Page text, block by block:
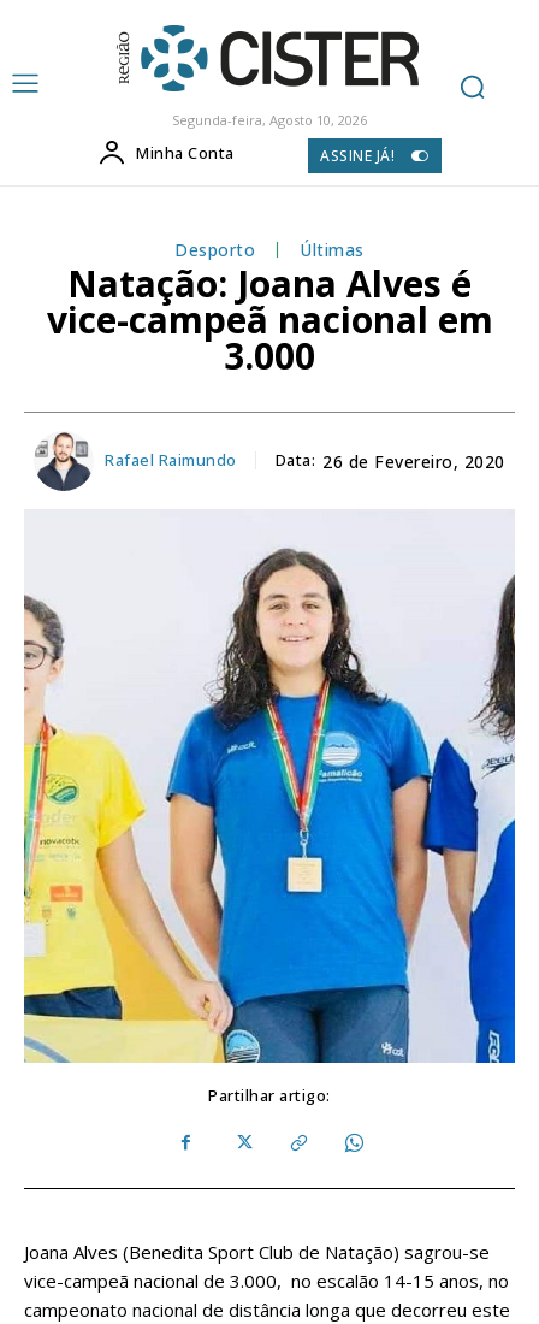
Segunda-feira, Agosto 10, 2026
Minha Conta ASSINE JÁ!
Desporto Últimas
Natação: Joana Alves é
vice-campeã nacional em
3.000
Rafael Raimundo Data: 26 de Fevereiro, 2020
Partilhar artigo:
Joana Alves (Benedita Sport Club de Natação) sagrou-se
vice-campeã nacional de 3.000, no escalão 14-15 anos, no
campeonato nacional de distância longa que decorreu este